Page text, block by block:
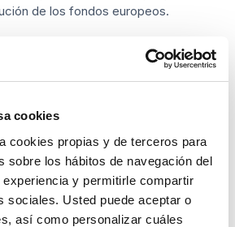
cookies
cookies propias y de terceros para
sobre los hábitos de navegación del
y permitirle compartir
sociales. Usted puede aceptar o
así como personalizar cuáles
de los fondos europeos.